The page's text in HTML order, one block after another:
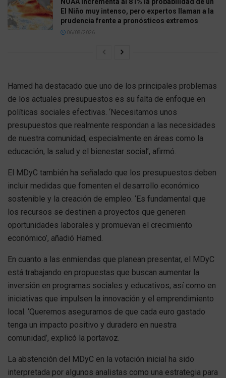
NOAA incrementa al 81% la probabilidad de un
El Niño muy intenso, pero expertos llaman a la
prudencia frente a pronósticos extremos
06/08/2026
Hamed ha destacado que uno de los principales problemas
de los actuales presupuestos es su falta de enfoque en
políticas sociales efectivas. ‘Necesitamos unos
presupuestos que realmente respondan a las necesidades
de nuestra comunidad, especialmente en áreas como la
educación, la salud y el bienestar social’, afirmó.
El MDyC también ha señalado que los presupuestos deben
incluir medidas que fomenten el desarrollo económico
sostenible y la creación de empleo. ‘Es fundamental que
los recursos se destinen a proyectos que generen
oportunidades laborales y promuevan el crecimiento
económico’, añadió Hamed.
En cuanto a las enmiendas que planean presentar, el MDyC
está trabajando en propuestas que buscan aumentar la
inversión en programas sociales y educativos, así como en
iniciativas que impulsen la innovación y el emprendimiento
local. ‘Queremos asegurarnos de que cada euro gastado
tenga un impacto positivo y duradero en nuestra
comunidad’, explicó la portavoz.
La abstención del MDyC en la votación inicial ha sido
interpretada por algunos analistas como una estrategia para